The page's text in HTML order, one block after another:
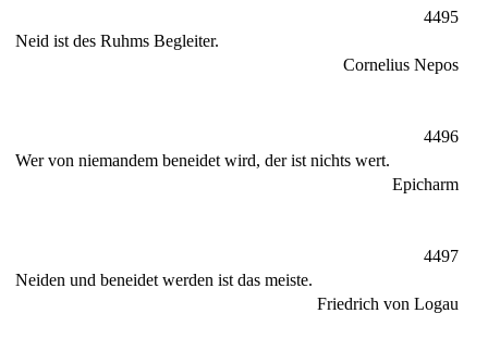
4495
Neid ist des Ruhms Begleiter.
Cornelius Nepos
4496
Wer von niemandem beneidet wird, der ist nichts wert.
Epicharm
4497
Neiden und beneidet werden ist das meiste.
Friedrich von Logau